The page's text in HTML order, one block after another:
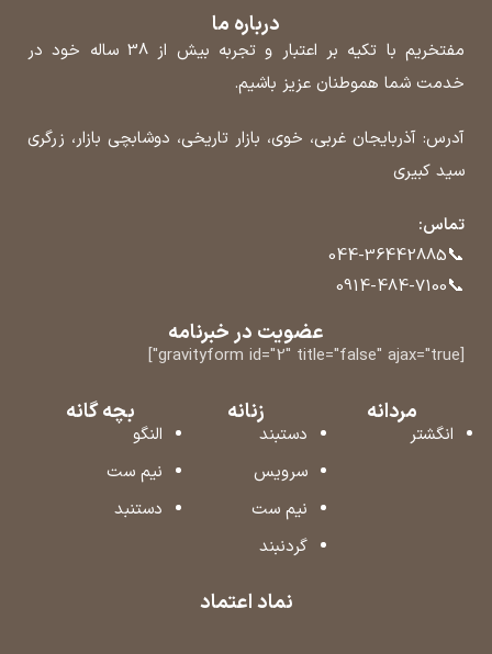
درباره ما
مفتخریم با تکیه بر اعتبار و تجربه بیش از 38 ساله خود در
خدمت شما هموطنان عزیز باشیم.
آدرس: آذربایجان غربی، خوی، بازار تاریخی، دوشابچی بازار، زرگری
سید کبیری
تماس:
📞
044-36442885
📞
0914-484-7100
عضویت در خبرنامه
[gravityform id="2" title="false" ajax="true"]
مردانه
انگشتر
زنانه
دستبند
سرویس
نیم ست
گردنبند
بچه گانه
النگو
نیم ست
دستنبد
نماد اعتماد